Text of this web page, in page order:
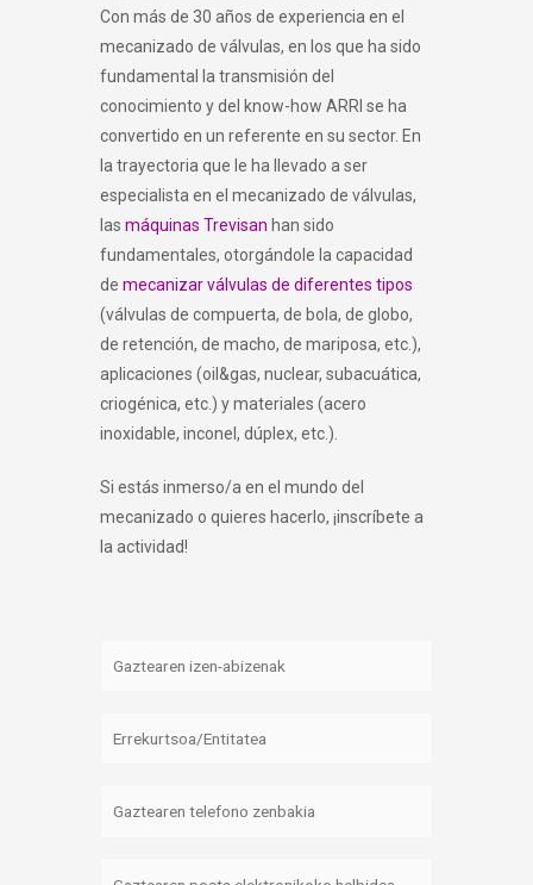
Con más de 30 años de experiencia en el
mecanizado de válvulas, en los que ha sido
fundamental la transmisión del
conocimiento y del know-how ARRI se ha
convertido en un referente en su sector. En
la trayectoria que le ha llevado a ser
especialista en el mecanizado de válvulas,
las máquinas Trevisan han sido
fundamentales, otorgándole la capacidad
de mecanizar válvulas de diferentes tipos
(válvulas de compuerta, de bola, de globo,
de retención, de macho, de mariposa, etc.),
aplicaciones (oil&gas, nuclear, subacuática,
criogénica, etc.) y materiales (acero
inoxidable, inconel, dúplex, etc.).
Si estás inmerso/a en el mundo del
mecanizado o quieres hacerlo, ¡inscríbete a
la actividad!